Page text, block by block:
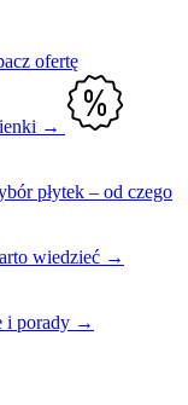
ofertę
→
płytek – od czego
wiedzieć →
i porady →